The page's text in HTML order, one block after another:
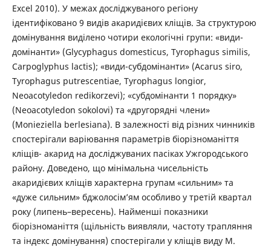
Excel 2010). У межах досліджуваного регіону
ідентифіковано 9 видів акаридієвих кліщів. За структурою
домінування виділено чотири екологічні групи: «види-
домінанти» (Glycyphagus domesticus, Tyrophagus similis,
Carpoglyphus lactis); «види-субдомінанти» (Acarus siro,
Tyrophagus putrescentiae, Tyrophagus longior,
Neoacotyledon redikorzevi); «субдомінанти 1 порядку»
(Neoacotyledon sokolovi) та «другорядні члени»
(Monieziella berlesiana). В залежності від різних чинників
спостерігали варіювання параметрів біорізноманіття
кліщів- акарид на досліджуваних пасіках Ужгородського
району. Доведено, що мінімальна чисельність
акаридієвих кліщів характерна групам «сильним» та
«дуже сильним» бджолосім’ям особливо у третій квартал
року (липень–вересень). Найменші показники
біорізноманіття (щільність виявляли, частоту трапляння
та індекс домінування) спостерігали у кліщів виду M.